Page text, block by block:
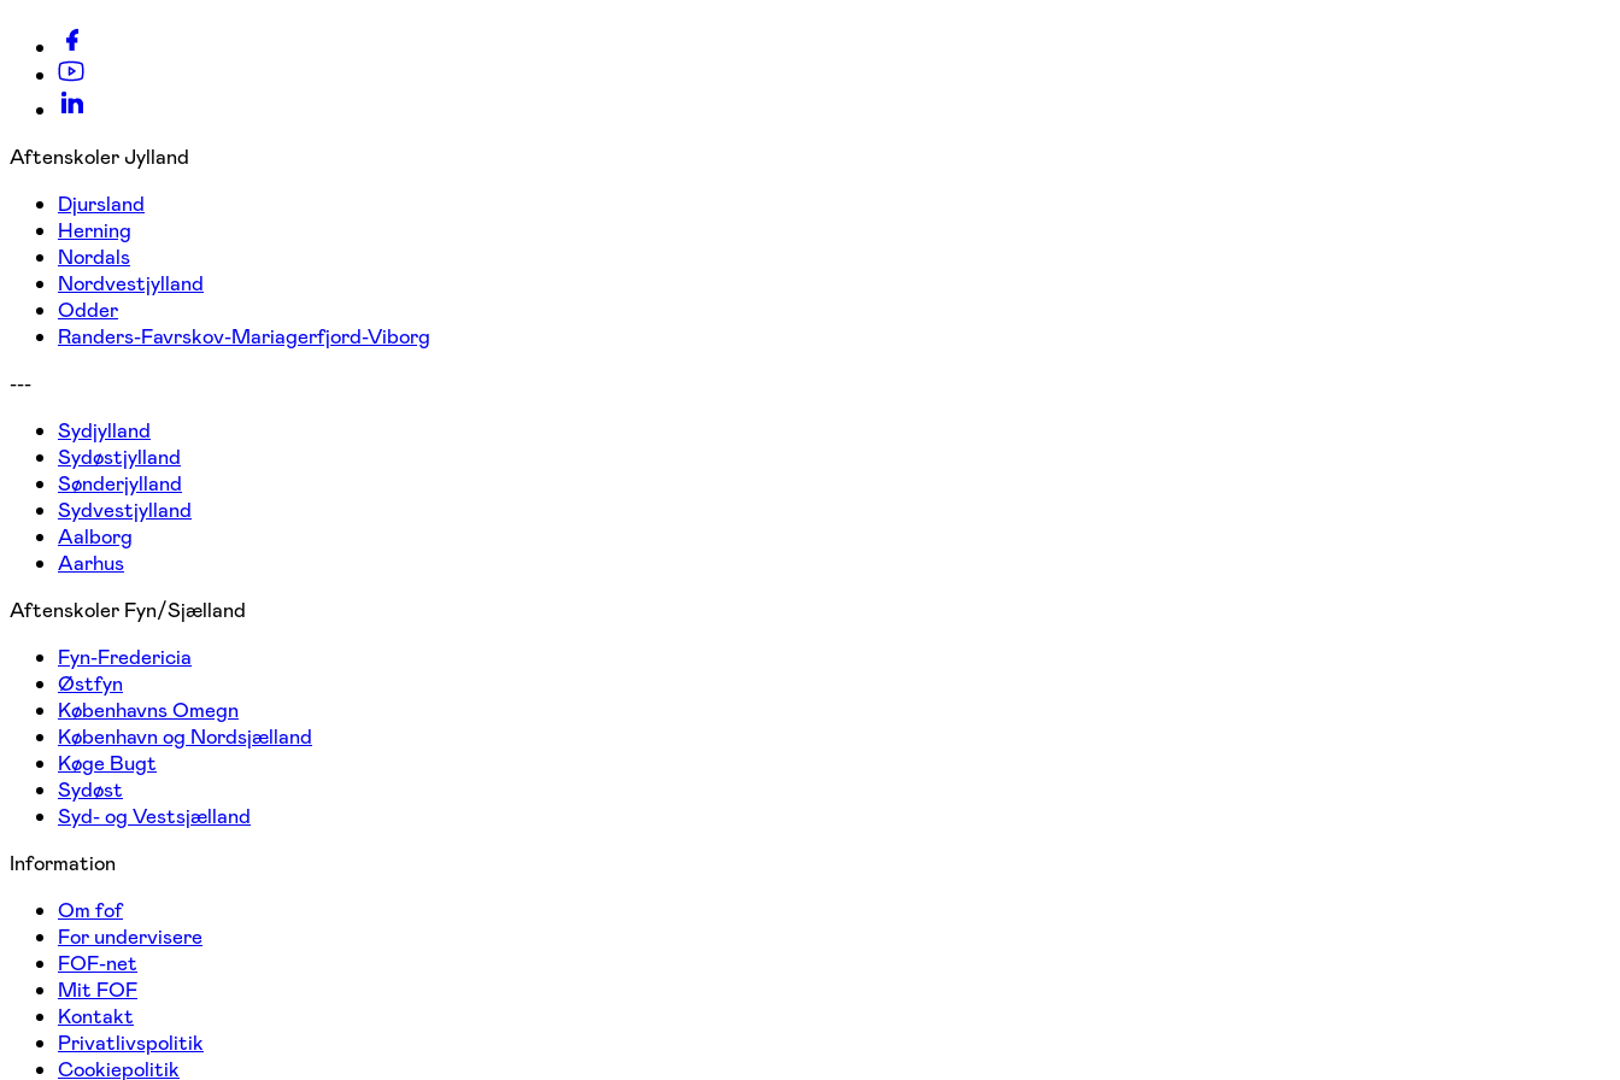
Aftenskoler Jylland
Djursland
Herning
Nordals
Nordvestjylland
Odder
Randers-Favrskov-Mariagerfjord-Viborg
---
Sydjylland
Sydøstjylland
Sønderjylland
Sydvestjylland
Aalborg
Aarhus
Aftenskoler Fyn/Sjælland
Fyn-Fredericia
Østfyn
Københavns Omegn
København og Nordsjælland
Køge Bugt
Sydøst
Syd- og Vestsjælland
Information
Om fof
For undervisere
FOF-net
Mit FOF
Kontakt
Privatlivspolitik
Cookiepolitik